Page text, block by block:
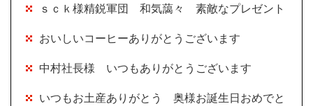
ｓｃｋ様精鋭軍団 和気藹々 素敵なプレゼント
おいしいコーヒーありがとうございます
中村社長様 いつもありがとうございます
いつもお土産ありがとう 奥様お誕生日おめでと